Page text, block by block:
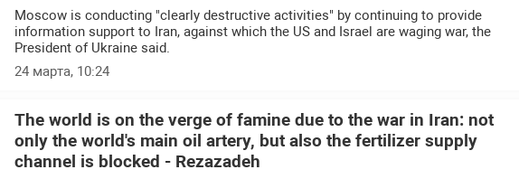
Moscow is conducting "clearly destructive activities" by continuing to provide
information support to Iran, against which the US and Israel are waging war, the
President of Ukraine said.
24 марта, 10:24
The world is on the verge of famine due to the war in Iran: not
only the world's main oil artery, but also the fertilizer supply
channel is blocked - Rezazadeh